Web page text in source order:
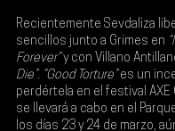
Recientemente Sevdaliza
sencillos junto a Grimes en
Forever” y con Villano
Die”. “Good Torture” es un
perdértela en el festival
se llevará a cabo en el
los días 23 y 24 de marzo,